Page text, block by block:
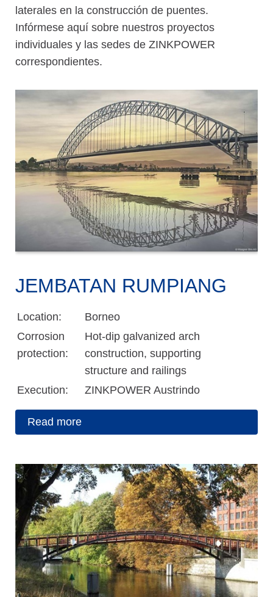
laterales en la construcción de puentes.
Infórmese aquí sobre nuestros proyectos
individuales y las sedes de ZINKPOWER
correspondientes.
JEMBATAN RUMPIANG
Location:
Borneo
Corrosion
protection:
Hot-dip galvanized arch
construction, supporting
structure and railings
Execution:
ZINKPOWER Austrindo
Read more